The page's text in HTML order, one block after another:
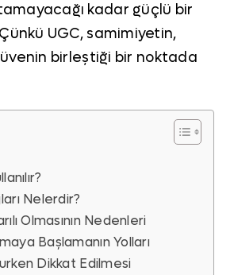
kadar güçlü bir
UGC, samimiyetin,
birleştiği bir noktada
Nelerdir?
Olmasının Nedenleri
Başlamanın Yolları
Dikkat Edilmesi